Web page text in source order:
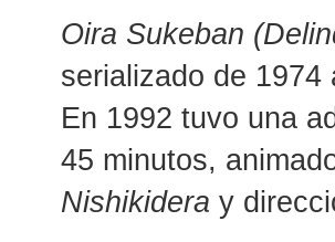
Oira Sukeban
serializado de 1974
En 1992 tuvo una
45 minutos,
Nishikidera y